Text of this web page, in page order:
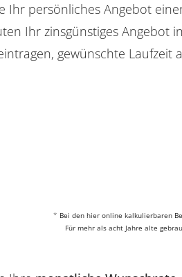
Ihr persönliches Angebot
Ihr zinsgünstiges Angebot
gewünschte Laufzeit
* Bei den hier online kalkulierbaren
Für mehr als acht Jahre alte